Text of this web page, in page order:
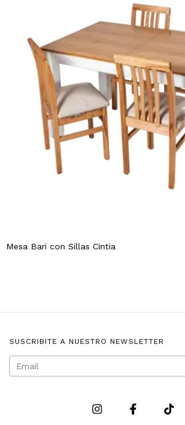
Mesa Bari con Sillas Cintia
SUSCRIBITE A NUESTRO NEWSLETTER